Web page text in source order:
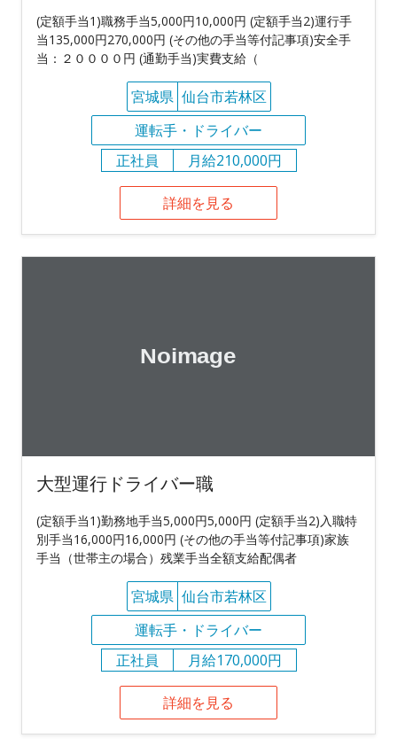
(定額手当1)職務手当5,000円10,000円 (定額手当2)運行手
当135,000円270,000円 (その他の手当等付記事項)安全手
当：２００００円 (通勤手当)実費支給（
宮城県 仙台市若林区
運転手・ドライバー
正社員
月給210,000円
詳細を見る
大型運行ドライバー職
(定額手当1)勤務地手当5,000円5,000円 (定額手当2)入職特
別手当16,000円16,000円 (その他の手当等付記事項)家族
手当（世帯主の場合）残業手当全額支給配偶者
宮城県 仙台市若林区
運転手・ドライバー
正社員
月給170,000円
詳細を見る